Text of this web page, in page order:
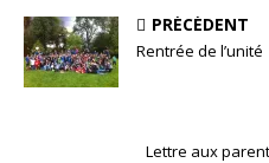
PRÉCÉDENT
Rentrée de l’unité
Lettre aux